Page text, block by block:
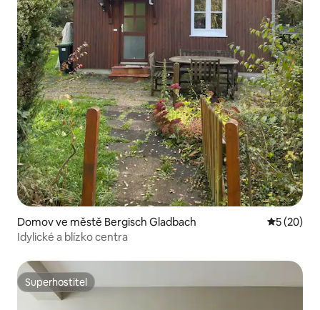
Domov ve městě Bergisch Gladbach Průměrné
5 (20)
Idylické a blízko centra
Superhostitel
Superhostitel